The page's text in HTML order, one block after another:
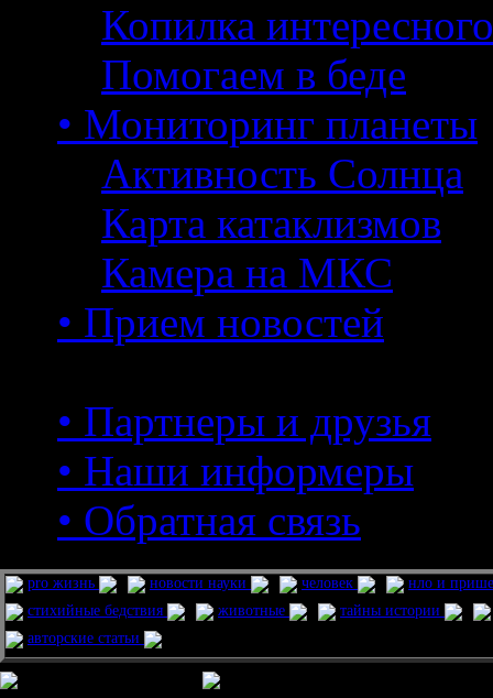
Копилка интересного
Помогаем в беде
• Мониторинг планеты
Активность Солнца
Карта катаклизмов
Камера на МКС
• Прием новостей
• Партнеры и друзья
• Наши информеры
• Обратная связь
pro жизнь новости науки человек
нло и
стихийные бедствия
животные
тайны истории
авторские статьи